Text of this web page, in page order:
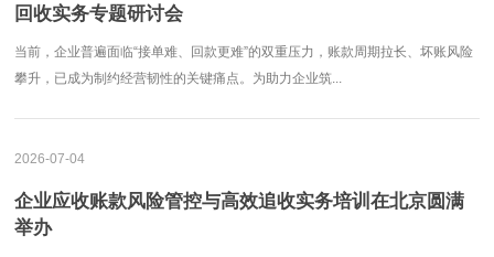
回收实务专题研讨会
当前，企业普遍面临“接单难、回款更难”的双重压力，账款周期拉长、坏账风险
攀升，已成为制约经营韧性的关键痛点。为助力企业筑...
2026-07-04
企业应收账款风险管控与高效追收实务培训在北京圆满
举办